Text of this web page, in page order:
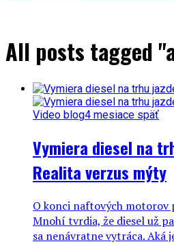
All posts tagged
Video blog4 mesiace späť
Vymiera diesel na
Realita verzus mýty
O konci naftových motorov
Mnohí tvrdia, že diesel už
sa nenávratne vytráca. Aká